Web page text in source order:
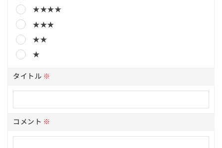
★★★★
★★★
★★
★
タイトル ※
コメント ※